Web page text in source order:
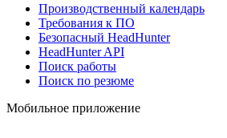
Производственный календарь
Требования к ПО
Безопасный HeadHunter
HeadHunter API
Поиск работы
Поиск по резюме
Мобильное приложение